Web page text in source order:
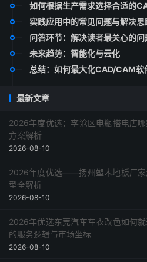
如何根据生产需求选择合适的
实践应用中的常见问题与解决思
问答环节：解决读者最关心的问
未来趋势：智能化与云化
总结：如何最大化CAD/CAM软
最新文章
2026年度优选：李沧区电瓶搭电店
方案解析
2026-08-10
2026年度优选——扬州塑木地板厂家
型全解析
2026-08-10
2026年优选东莞汽车车衣改色如何
的服务逻辑与市场坐标
2026-08-10